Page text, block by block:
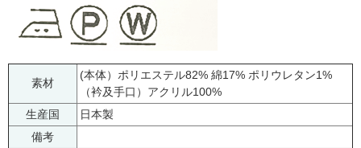
素材
(本体）ポリエステル82% 綿17% ポリウレタン1%
（衿及手口）アクリル100%
生産国
日本製
備考